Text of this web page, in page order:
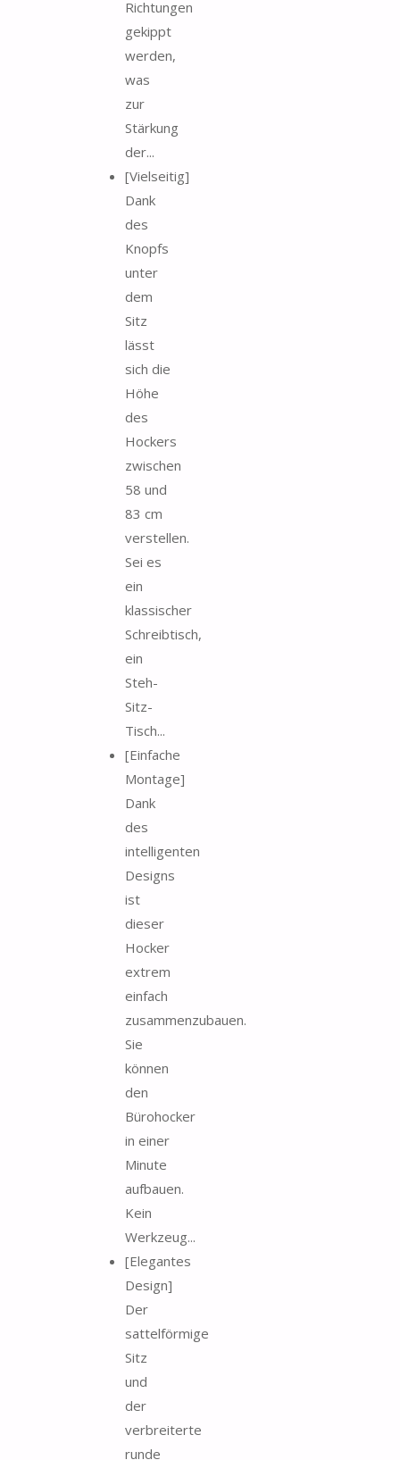
Richtungen
gekippt
werden,
was
zur
Stärkung
der...
[Vielseitig]
Dank
des
Knopfs
unter
dem
Sitz
lässt
sich die
Höhe
des
Hockers
zwischen
58 und
83 cm
verstellen.
Sei es
ein
klassischer
Schreibtisch,
ein
Steh-
Sitz-
Tisch...
[Einfache
Montage]
Dank
des
intelligenten
Designs
ist
dieser
Hocker
extrem
einfach
zusammenzubauen.
Sie
können
den
Bürohocker
in einer
Minute
aufbauen.
Kein
Werkzeug...
[Elegantes
Design]
Der
sattelförmige
Sitz
und
der
verbreiterte
runde